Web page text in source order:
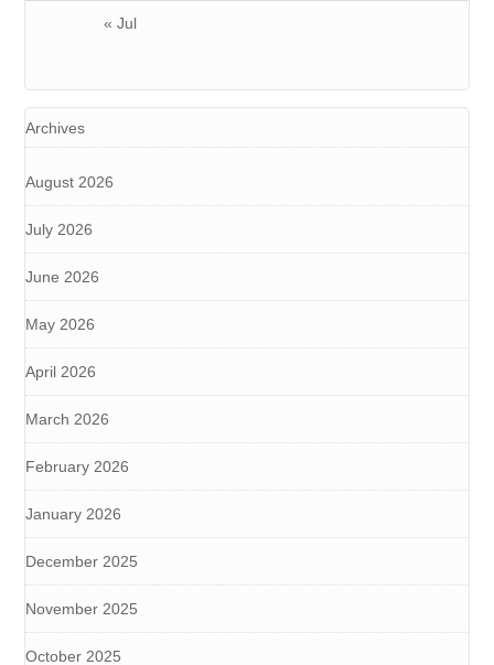
« Jul
Archives
August 2026
July 2026
June 2026
May 2026
April 2026
March 2026
February 2026
January 2026
December 2025
November 2025
October 2025